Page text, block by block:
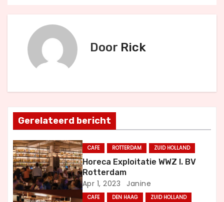
t
n
a
v
i
Door Rick
Gerelateerd bericht
CAFE ROTTERDAM ZUID HOLLAND
Horeca Exploitatie WWZ I. BV
Rotterdam
Apr 1, 2023 Janine
CAFE DEN HAAG ZUID HOLLAND